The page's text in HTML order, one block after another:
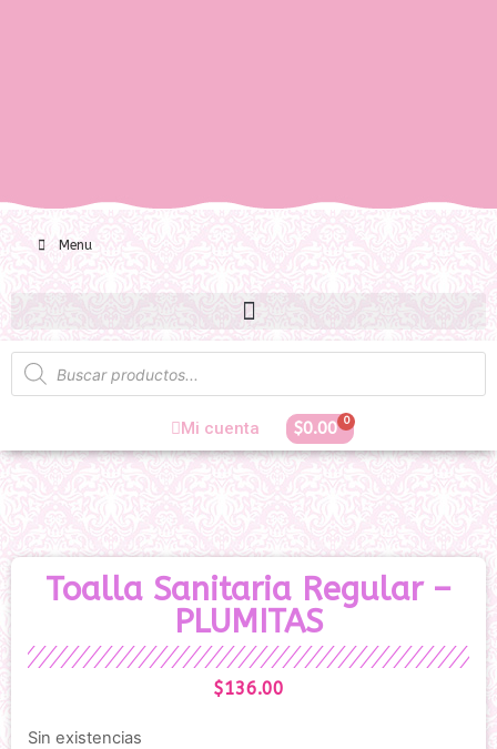
Menu
Mi cuenta $0.00 0
Toalla Sanitaria Regular –
PLUMITAS
$136.00
Sin existencias